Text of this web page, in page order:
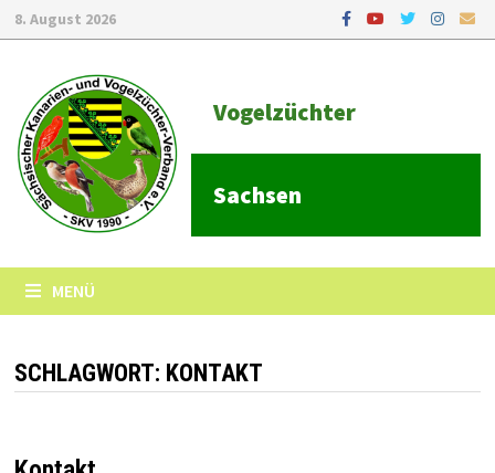
8. August 2026
Vogelzüchter
Sachsen
MENÜ
SCHLAGWORT: KONTAKT